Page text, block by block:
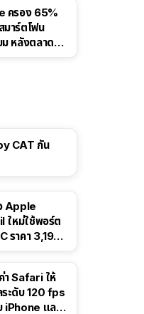
ครอง 65%
มาร์ตโฟน
ม หลังตลาดทำ
CAT กัน
Apple
ใหม่ใช้พอร์ต
ราคา 3,190
า Safari ให้
ระดับ 120 fps
iPhone และ